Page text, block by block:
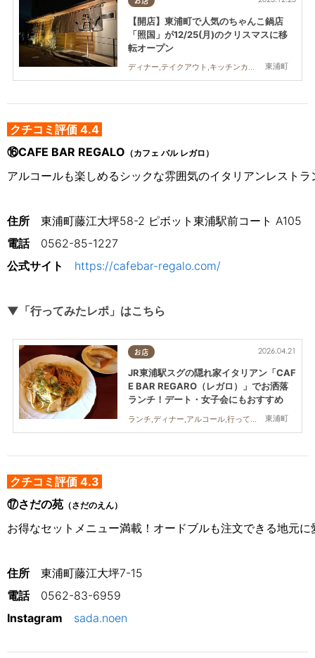
東浦町
【開店】東浦町で人気のちゃんこ鍋店
「照国」が12/25(月)のクリスマスに移
転オープン
ディナー,テイクアウト,キッチンカー,開店,家族
クチコミ評価 4.4
⑯CAFE BAR REGALO （カフェ バル レガロ）
アルコールも楽しめるシックな雰囲気のイタリアンレストラ
住所 東浦町藤江大坪58-2 ピボット東浦駅前コート A105
電話
0562-85-1227
公式サイト
https://cafebar-regalo.com/
▼「行ってみたレポ」はこちら
お店
東浦町
2026.04.21
JR東浦駅スグの隠れ家イタリアン「CAF
E BAR REGARO（レガロ）」でお洒落
ランチ！デート・女子会にもおすすめ
ランチ,ディナー,アルコール,行ってみたレポ,夫婦,おひとりさま,友人
クチコミ評価 4.3
⑰さだの苑 （さだのえん）
お得なセットメニュー満載！オードブルも注文できる地元
住所 東浦町藤江大坪7-15
電話
0562-83-6959
Instagram
sada.noen